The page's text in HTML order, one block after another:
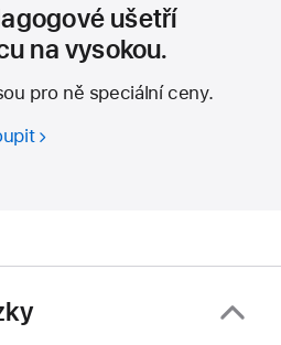
ušetří
na vysokou.
pro ně speciální ceny.
Studenti
Macu